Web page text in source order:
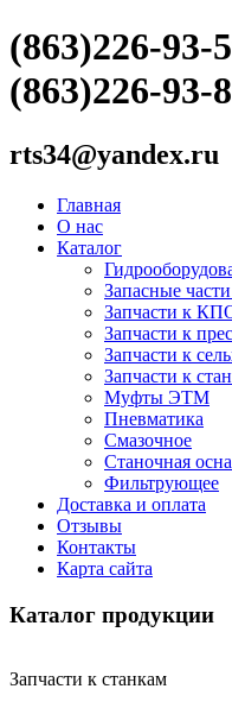
(863)226-93-
(863)226-93-
rts34@yandex.ru
Главная
О нас
Каталог
Запасные
Запчасти к
Запчасти к
Запчасти к
Запчасти к
Муфты ЭТМ
Пневматика
Смазочное
Станочная
Фильтрующее
Доставка и оплата
Отзывы
Контакты
Карта сайта
Каталог продукции
Запчасти к станкам